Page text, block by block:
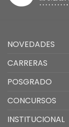
NOVEDADES
CARRERAS
POSGRADO
CONCURSOS
INSTITUCIONAL